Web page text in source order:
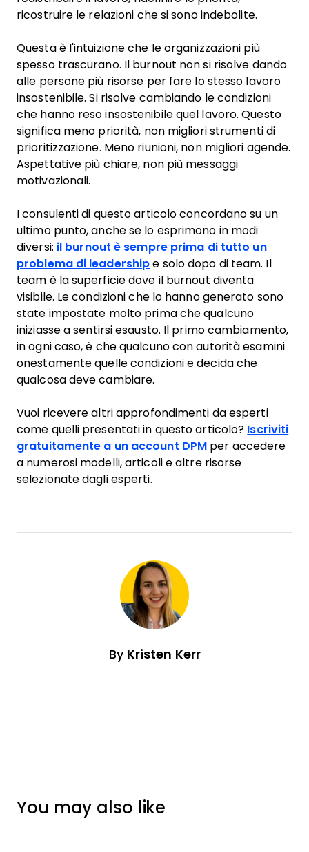
ricostruire le relazioni che si sono indebolite.
Questa è l'intuizione che le organizzazioni più
spesso trascurano. Il burnout non si risolve dando
alle persone più risorse per fare lo stesso lavoro
insostenibile. Si risolve cambiando le condizioni
che hanno reso insostenibile quel lavoro. Questo
significa meno priorità, non migliori strumenti di
prioritizzazione. Meno riunioni, non migliori agende.
Aspettative più chiare, non più messaggi
motivazionali.
I consulenti di questo articolo concordano su un
ultimo punto, anche se lo esprimono in modi
diversi: il burnout è sempre prima di tutto un
problema di leadership e solo dopo di team. Il
team è la superficie dove il burnout diventa
visibile. Le condizioni che lo hanno generato sono
state impostate molto prima che qualcuno
iniziasse a sentirsi esausto. Il primo cambiamento,
in ogni caso, è che qualcuno con autorità esamini
onestamente quelle condizioni e decida che
qualcosa deve cambiare.
Vuoi ricevere altri approfondimenti da esperti
come quelli presentati in questo articolo? Iscriviti
gratuitamente a un account DPM per accedere
a numerosi modelli, articoli e altre risorse
selezionate dagli esperti.
By Kristen Kerr
You may also like